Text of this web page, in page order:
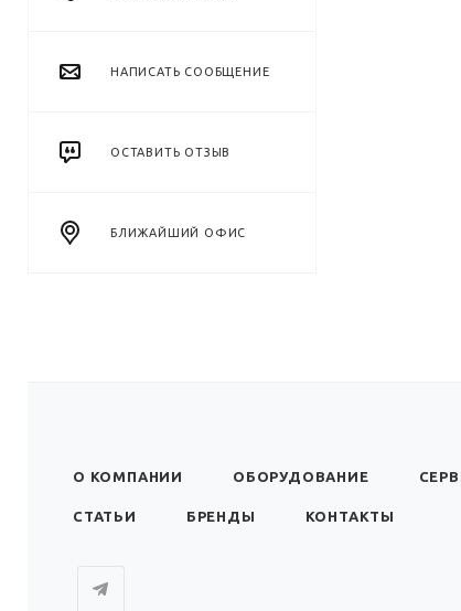
НАПИСАТЬ СООБЩЕНИЕ
ОСТАВИТЬ ОТЗЫВ
БЛИЖАЙШИЙ ОФИС
О КОМПАНИИ ОБОРУДОВАНИЕ
СТАТЬИ БРЕНДЫ КОНТАКТЫ